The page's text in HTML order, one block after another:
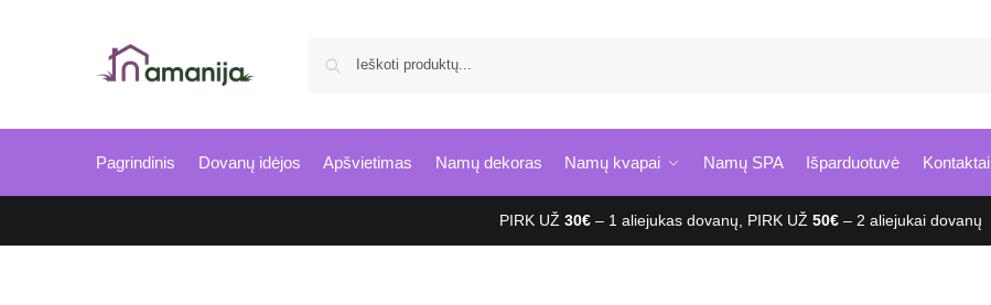
Pagrindinis Dovanų idėjos Apšvietimas Namų dekoras Namų kvapai Namų SPA Išparduotuvė Kontaktai
PIRK UŽ 30€ – 1 aliejukas dovanų, PIRK UŽ 50€ – 2 aliejukai dovanų